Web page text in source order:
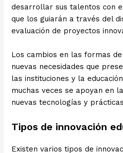
desarrollar sus talentos con
que los guiarán a través del
evaluación de proyectos
Los cambios en las formas
nuevas necesidades que
las instituciones y la
muchas veces se apoyan en
nuevas tecnologías y
Tipos de innovación
Existen varios tipos de